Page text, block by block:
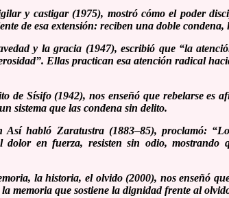
y castigar(1975), mostró cómo el poder
de esa extensión: reciben una doble condena,
y la gracia (1947), escribió que “la
Ellas practican esa atención radical
de Sísifo(1942), nos enseñó que rebelarse es
sistema que las condena sin delito.
Así habló Zaratustra(1883–85), proclamó:
dolor en fuerza, resisten sin odio,
la historia, el olvido(2000), nos enseñó
memoria que sostiene la dignidad frente al